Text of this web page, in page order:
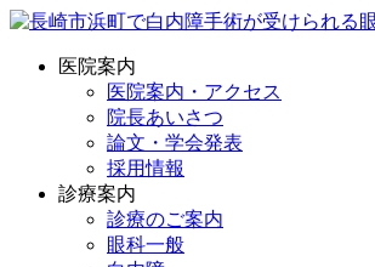
医院案内
医院案内・アクセス
院長あいさつ
論文・学会発表
採用情報
診療案内
診療のご案内
眼科一般